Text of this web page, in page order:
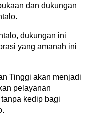
dan dukungan
dukungan ini
yang amanah ini
Tinggi akan menjadi
pelayanan
kedip bagi